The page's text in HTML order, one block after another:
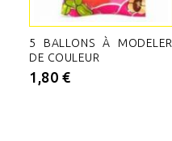
5 BALLONS À MODELER
DE COULEUR
1,80 €